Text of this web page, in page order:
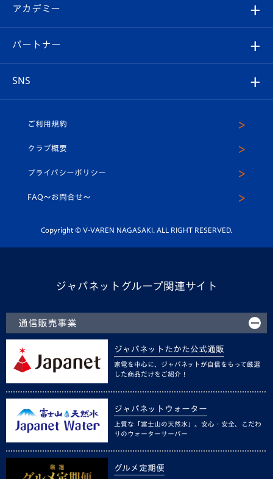
イベント
メディア
ホームタウン
スタッフプロフィール
マスコット紹介
平和祈念活動
ホームタウン活動
ヴィヴィくんの長崎おもてなしガイド
スタジアムグルメ
V-LOVERS（ファンクラブ）
プレイヤーズスイート
オンラインショップ
店舗情報
アカデミー
育成からのお知らせ
U-18
スクール
パートナー
SNS
ヴィヴィくんインスタグラム
公式LINE＠
ご利用規約
クラブ概要
プライバシーポリシー
FAQ〜お問合せ〜
Copyright © V-VAREN NAGASAKI. ALL RIGHT RESERVED.
ジャパネットグループ関連サイト
通信販売事業
ジャパネットたかた公式通販
家電を中心に、ジャパネットが自信をもって厳選
した商品だけをご紹介！
ジャパネットウォーター
上質な「富士山の天然水」。安心・安全、こだわ
りのウォーターサーバー
グルメ定期便